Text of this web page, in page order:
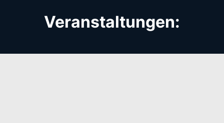
Veranstaltungen: